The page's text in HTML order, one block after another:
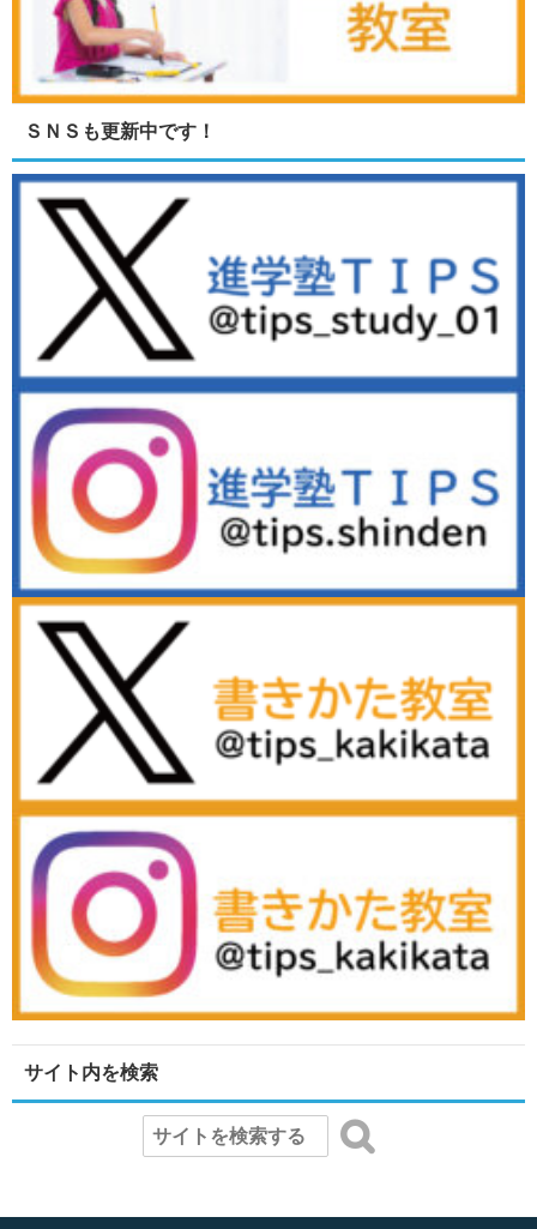
ＳＮＳも更新中です！
サイト内を検索